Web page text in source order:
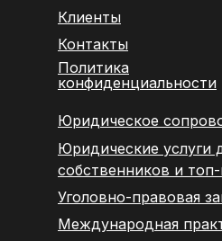
Контакты
Клиенты
Политика
конфиденциальности
Международная
Уголовно-правовая
Юридические услуги
собственников и
Юридическое